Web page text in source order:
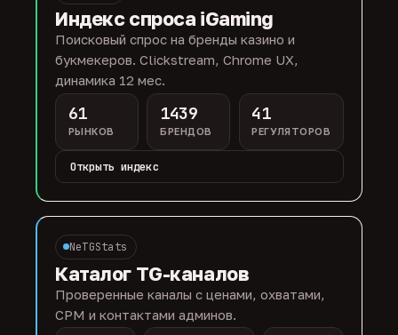
Индекс спроса iGaming
Поисковый спрос на бренды казино и
букмекеров. Clickstream, Chrome UX,
динамика 12 мес.
61
РЫНКОВ
1439
БРЕНДОВ
41
РЕГУЛЯТОРОВ
Открыть индекс
NeTGStats
Каталог TG-каналов
Проверенные каналы с ценами, охватами,
CPM и контактами админов.